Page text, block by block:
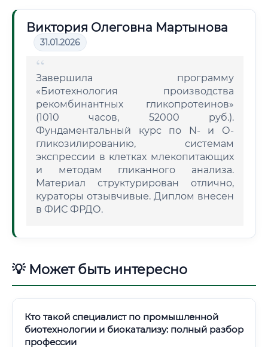
Виктория Олеговна Мартынова
31.01.2026
Завершила программу
«Биотехнология производства
рекомбинантных гликопротеинов»
(1010 часов, 52000 руб.).
Фундаментальный курс по N- и О-
гликозилированию, системам
экспрессии в клетках млекопитающих
и методам гликанного анализа.
Материал структурирован отлично,
кураторы отзывчивые. Диплом внесен
в ФИС ФРДО.
💡 Может быть интересно
Кто такой специалист по промышленной
биотехнологии и биокатализу: полный разбор
профессии